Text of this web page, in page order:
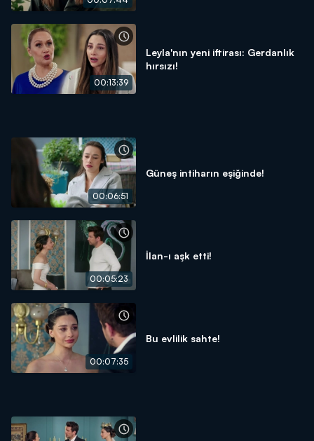
00:13:39
Leyla'nın yeni iftirası: Gerdanlık
hırsızı!
00:06:51
Güneş intiharın eşiğinde!
00:05:23
İlan-ı aşk etti!
00:07:35
Bu evlilik sahte!